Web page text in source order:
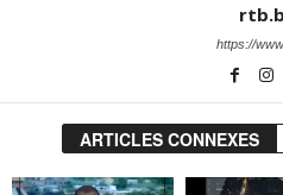
https://
ARTICLES CONNEXES